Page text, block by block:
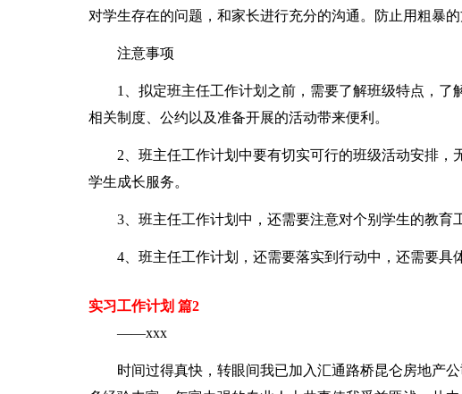
对学生存在的问题，和家长进行充分的沟通。防止用粗暴的
注意事项
1、拟定班主任工作计划之前，需要了解班级特点，
相关制度、公约以及准备开展的活动带来便利。
2、班主任工作计划中要有切实可行的班级活动安排
学生成长服务。
3、班主任工作计划中，还需要注意对个别学生的教育
4、班主任工作计划，还需要落实到行动中，还需要具
实习工作计划 篇2
——xxx
时间过得真快，转眼间我已加入汇通路桥昆仑房地产